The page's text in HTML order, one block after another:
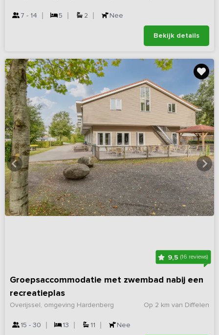
7 - 14 5 2 Nee
Bekijk details
9,5(16 reviews)
Groepsaccommodatie met zwembad nabij een
recreatieplas
Op 2 km van Diffelen
Overijssel, omgeving Hardenberg
15 - 30 13 11 Nee